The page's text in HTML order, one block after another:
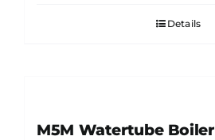
Details
M5M Watertube Boiler